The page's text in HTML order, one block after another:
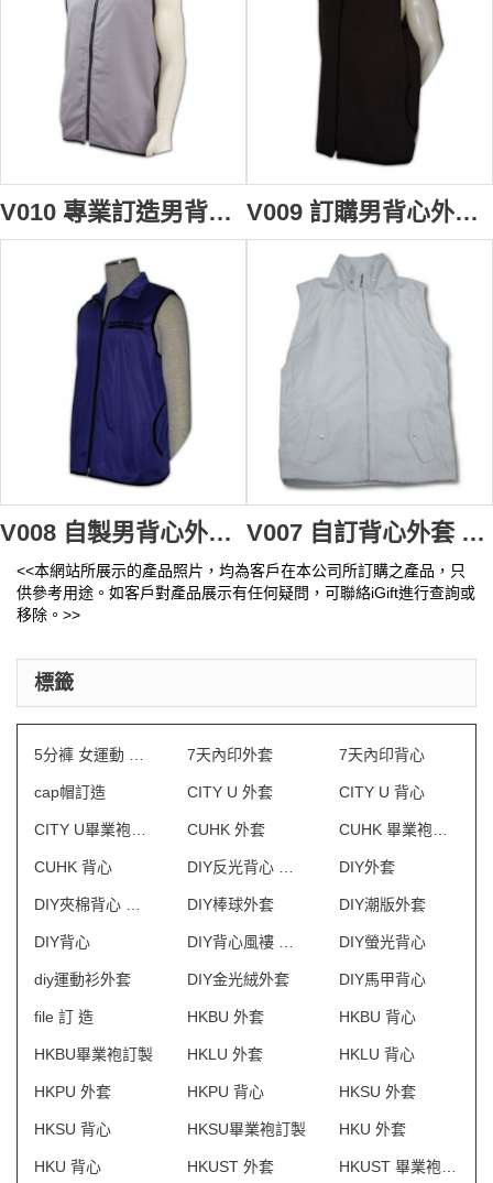
V010 專業訂造男背心褸 訂購團體職業背心外套 diy vest cooling vest 背心男 背心批發商 V009 訂購男背心外套 safety vest 訂製黑色背心褸制服 自訂團體制服專門店
V008 自製男背心外套 waistcoat design down vest 訂購推廣背心褸 設計廣告背心製造商 V007 自訂背心外套 男背心褸 英文 waistcoat design 訂購團體淨色背心褸 背心批發商
<<本網站所展示的產品照片，均為客戶在本公司所訂購之產品，只
供參考用途。如客戶對產品展示有任何疑問，可聯絡iGift進行查詢或
移除。>>
標籤
7天內印外套 7天內印背心
cap帽訂造 CITY U 外套 CITY U 背心
CUHK 外套
CUHK 背心 DIY外套
DIY棒球外套 DIY潮版外套
DIY背心 DIY螢光背心
diy運動衫外套 DIY金光絨外套 DIY馬甲背心
file 訂 造 HKBU 外套 HKBU 背心
HKBU畢業袍訂製 HKLU 外套 HKLU 背心
HKPU 外套 HKPU 背心 HKSU 外套
HKSU 背心 HKSU畢業袍訂製 HKU 外套
HKU 背心 HKUST 外套